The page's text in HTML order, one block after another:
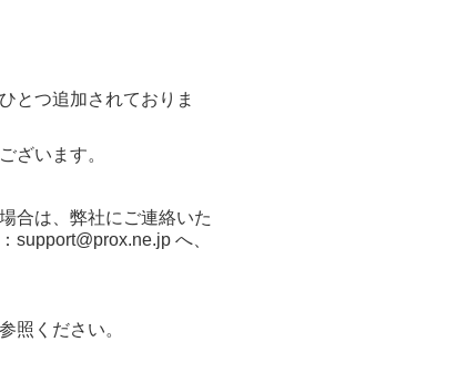
とつ追加されておりま
ざいます。
合は、弊社にご連絡いた
support@prox.ne.jp へ、
照ください。